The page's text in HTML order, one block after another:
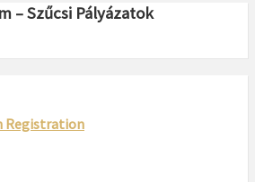
– Szűcsi Pályázatok
Registration